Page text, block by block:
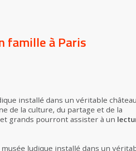
famille à Paris
installé dans un véritable château
de la culture, du partage et de la
grands pourront assister à un
musée ludique installé dans un